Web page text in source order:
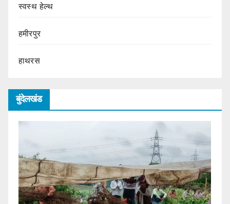
स्वस्थ हेल्थ
हमीरपुर
हाथरस
बुंदेलखंड